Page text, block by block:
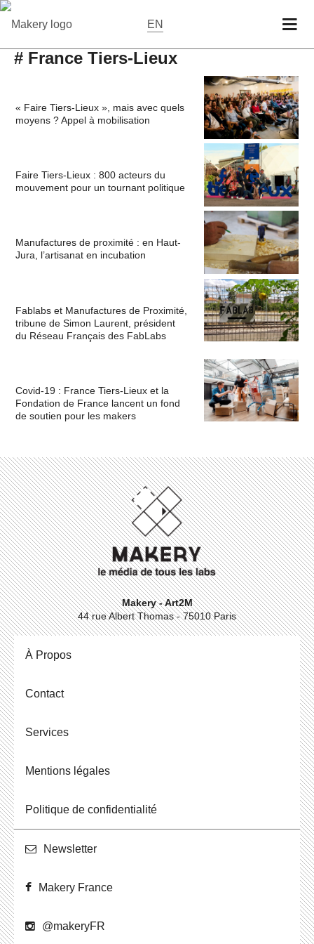
EN
# France Tiers-Lieux
« Faire Tiers-Lieux », mais avec quels
moyens ? Appel à mobilisation
Faire Tiers-Lieux : 800 acteurs du
mouvement pour un tournant politique
Manufactures de proximité : en Haut-
Jura, l’artisanat en incubation
Fablabs et Manufactures de Proximité,
tribune de Simon Laurent, président
du Réseau Français des FabLabs
Covid-19 : France Tiers-Lieux et la
Fondation de France lancent un fond
de soutien pour les makers
Makery - Art2M
44 rue Albert Thomas - 75010 Paris
À Propos
Contact
Ser­vices
Men­tions légales
Po­li­tique de confidentialité
News­let­ter
Makery France
@ma­ke­ryFR